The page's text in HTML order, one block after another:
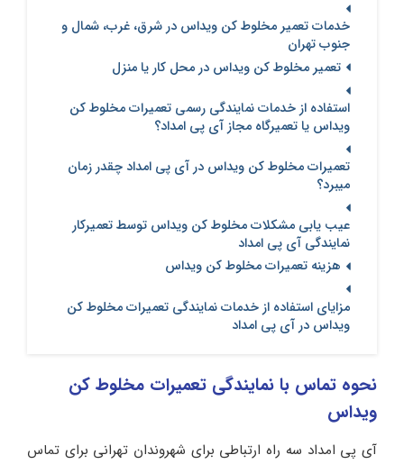
خدمات تعمیر مخلوط کن ویداس در شرق، غرب، شمال و
جنوب تهران
تعمیر مخلوط کن ویداس در محل کار یا منزل
استفاده از خدمات نمایندگی رسمی تعمیرات مخلوط کن
ویداس یا تعمیرگاه مجاز آی پی امداد؟
تعمیرات مخلوط کن ویداس در آی‌ پی امداد چقدر زمان
میبرد؟
عیب یابی مشکلات مخلوط کن ویداس توسط تعمیرکار
نمایندگی آی پی امداد
هزینه تعمیرات مخلوط کن ویداس
مزایای استفاده از خدمات نمایندگی تعمیرات مخلوط کن
ویداس در آی پی امداد
نحوه تماس با نمایندگی تعمیرات مخلوط کن
ویداس
آی پی امداد سه راه ارتباطی برای شهروندان تهرانی برای تماس